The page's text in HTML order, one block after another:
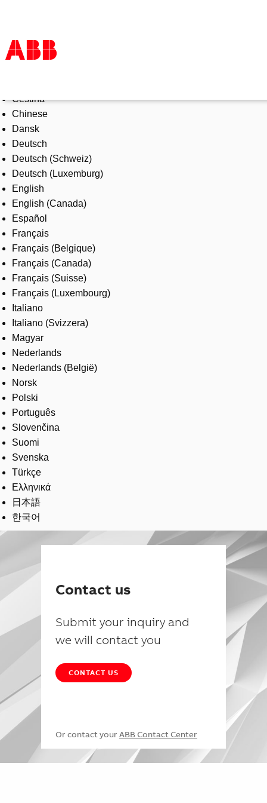
Products & Solutions
Industries
Services
About us
Where to buy
Contact us
Careers
Čeština
Chinese
Dansk
Deutsch
Deutsch (Schweiz)
Deutsch (Luxemburg)
English
English (Canada)
Español
Français
Français (Belgique)
Français (Canada)
Français (Suisse)
Français (Luxembourg)
Italiano
Italiano (Svizzera)
Magyar
Nederlands
Nederlands (België)
Norsk
Polski
Português
Slovenčina
Suomi
Svenska
Türkçe
Ελληνικά
日本語
한국어
Contact us
Submit your inquiry and
we will contact you
CONTACT US
Or contact your ABB Contact Center